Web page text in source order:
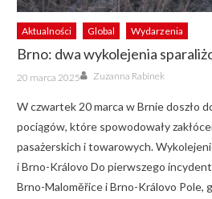
Aktualności Global Wydarzenia
Brno: dwa wykolejenia
Posted
on
20 marca 2025 Author
Zuzanna Rabinek
W czwartek 20 marca w Brnie doszło
pociągów, które spowodowały
pasażerskich i towarowych.
i Brno-Královo Do pierwszego
Brno-Maloměřice i Brno-Královo Pole,